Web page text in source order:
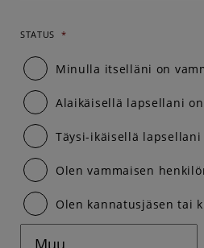
STATUS *
Minulla itselläni on
Alaikäisellä lapsellani
Täysi-ikäisellä lapsellani
Olen vammaisen
Olen kannatusjäsen tai